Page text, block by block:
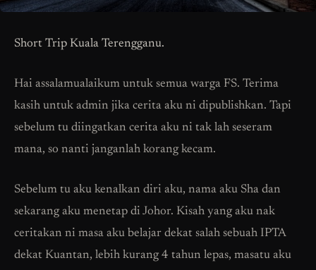
Short Trip Kuala Terengganu.
Hai assalamualaikum untuk semua warga FS. Terima
kasih untuk admin jika cerita aku ni dipublishkan. Tapi
sebelum tu diingatkan cerita aku ni tak lah seseram
mana, so nanti janganlah korang kecam.
Sebelum tu aku kenalkan diri aku, nama aku Sha dan
sekarang aku menetap di Johor. Kisah yang aku nak
ceritakan ni masa aku belajar dekat salah sebuah IPTA
dekat Kuantan, lebih kurang 4 tahun lepas, masatu aku